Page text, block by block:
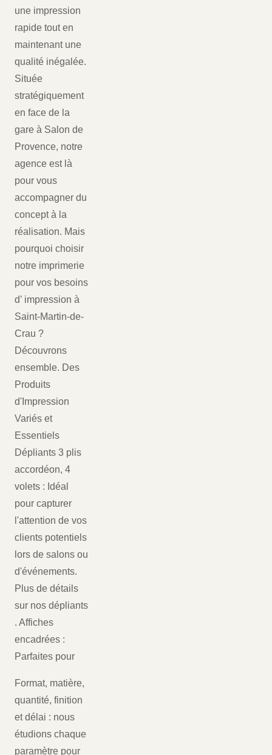
une impression
rapide tout en
maintenant une
qualité inégalée.
Située
stratégiquement
en face de la
gare à Salon de
Provence, notre
agence est là
pour vous
accompagner du
concept à la
réalisation. Mais
pourquoi choisir
notre imprimerie
pour vos besoins
d’ impression à
Saint-Martin-de-
Crau ?
Découvrons
ensemble. Des
Produits
d'Impression
Variés et
Essentiels
Dépliants 3 plis
accordéon, 4
volets : Idéal
pour capturer
l'attention de vos
clients potentiels
lors de salons ou
d'événements.
Plus de détails
sur nos dépliants
. Affiches
encadrées :
Parfaites pour
Format, matière,
quantité, finition
et délai : nous
étudions chaque
paramètre pour